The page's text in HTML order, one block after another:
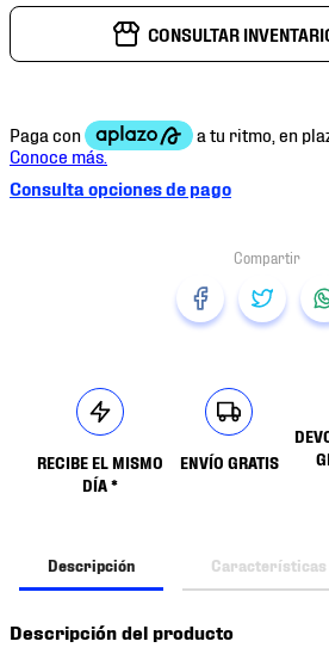
CONSULTAR
Consulta opciones de pago
RECIBE EL MISMO
DÍA *
ENVÍO GRATIS
Descripción Características
Descripción del producto